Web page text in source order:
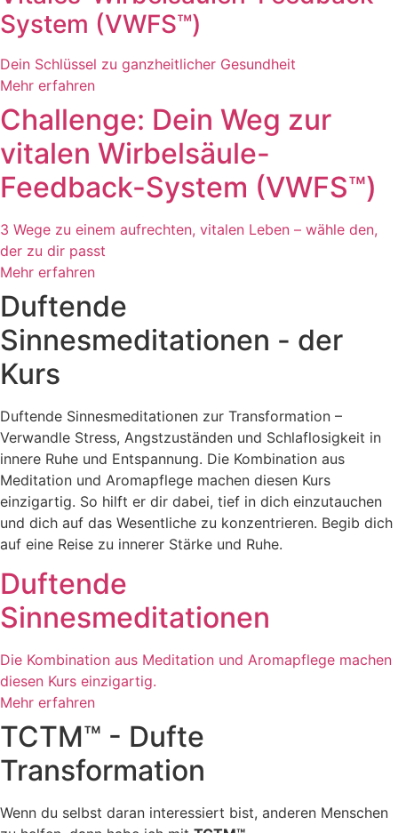
System (VWFS™)
Dein Schlüssel zu ganzheitlicher Gesundheit
Mehr erfahren
Challenge: Dein Weg zur
vitalen Wirbelsäule-
Feedback-System (VWFS™)
3 Wege zu einem aufrechten, vitalen Leben – wähle den,
der zu dir passt
Mehr erfahren
Duftende
Sinnesmeditationen - der
Kurs
Duftende Sinnesmeditationen zur Transformation –
Verwandle Stress, Angstzuständen und Schlaflosigkeit in
innere Ruhe und Entspannung. Die Kombination aus
Meditation und Aromapflege machen diesen Kurs
einzigartig. So hilft er dir dabei, tief in dich einzutauchen
und dich auf das Wesentliche zu konzentrieren. Begib dich
auf eine Reise zu innerer Stärke und Ruhe.
Duftende
Sinnesmeditationen
Die Kombination aus Meditation und Aromapflege machen
diesen Kurs einzigartig.
Mehr erfahren
TCTM™ - Dufte
Transformation
Wenn du selbst daran interessiert bist, anderen Menschen